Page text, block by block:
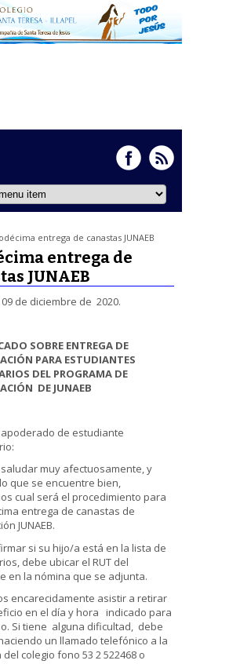
entrega de canastas JUNAEB
entrega de
JUNAEB
de diciembre de 2020.
SOBRE ENTREGA DE
PARA ESTUDIANTES
DEL PROGRAMA DE
DE JUNAEB
de estudiante
saludar muy afectuosamente, y
que se encuentre bien,
cual será el procedimiento para
entrega de canastas de
JUNAEB.
si su hijo/a está en la lista de
debe ubicar el RUT del
en la nómina que se adjunta.
encarecidamente asistir a retirar
en el día y hora indicado para
Si tiene alguna dificultad, debe
un llamado telefónico a la
colegio fono 53 2 522468 o